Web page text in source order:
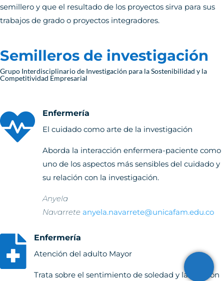
semillero y que el resultado de los proyectos sirva para sus
trabajos de grado o proyectos integradores.
Semilleros de investigación
Grupo Interdisciplinario de Investigación para la Sostenibilidad y la
Competitividad Empresarial

Enfermería
El cuidado como arte de la investigación
Aborda la interacción enfermera-paciente como
uno de los aspectos más sensibles del cuidado y
su relación con la investigación.
Anyela
Navarrete anyela.navarrete@unicafam.edu.co

Enfermería
Atención del adulto Mayor
Trata sobre el sentimiento de soledad y la relación